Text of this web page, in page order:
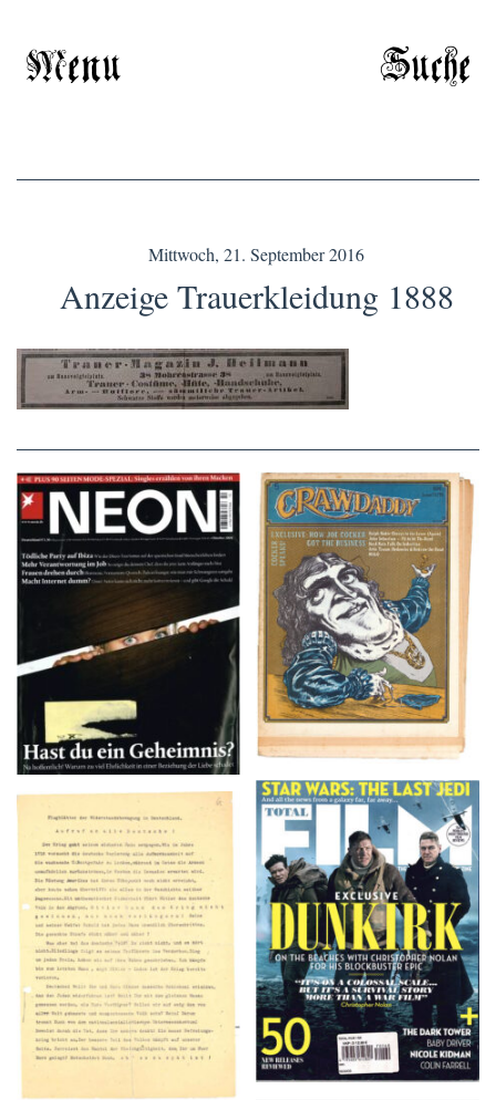
Menu Suche
Mittwoch, 21. September 2016
Anzeige Trauerkleidung 1888
NEON – OKTOBER
2008
Crawdaddy – June/11/72
TOTAL FILM #260 –
SUMMER 2017
Flugblätter der Weissen
Rose – V, Januar 1943